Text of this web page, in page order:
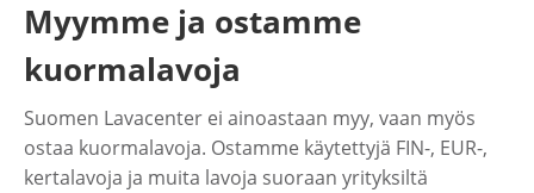
Myymme ja ostamme
kuormalavoja
Suomen Lavacenter ei ainoastaan myy, vaan myös
ostaa kuormalavoja. Ostamme käytettyjä FIN-, EUR-,
kertalavoja ja muita lavoja suoraan yrityksiltä